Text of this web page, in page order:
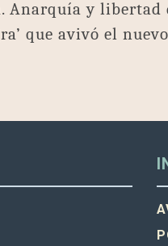
Anarquía y
que avivó el